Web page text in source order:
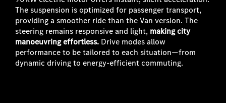
The suspension is optimized for passenger transport,
providing a smoother ride than the Van version. The
steering remains responsive and light, making city
manoeuvring effortless. Drive modes allow
performance to be tailored to each situation—from
dynamic driving to energy-efficient commuting.